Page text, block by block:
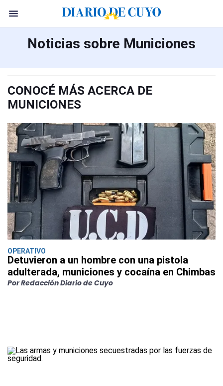
Noticias sobre Municiones
CONOCÉ MÁS ACERCA DE
MUNICIONES
OPERATIVO
Detuvieron a un hombre con una pistola
adulterada, municiones y cocaína en Chimbas
Por Redacción Diario de Cuyo